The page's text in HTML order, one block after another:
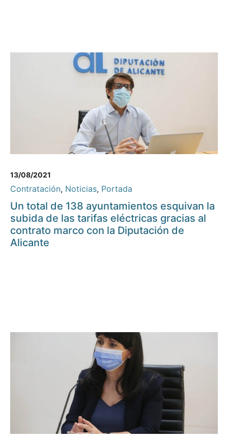
13/08/2021
Contratación, Noticias, Portada
Un total de 138 ayuntamientos esquivan la
subida de las tarifas eléctricas gracias al
contrato marco con la Diputación de
Alicante